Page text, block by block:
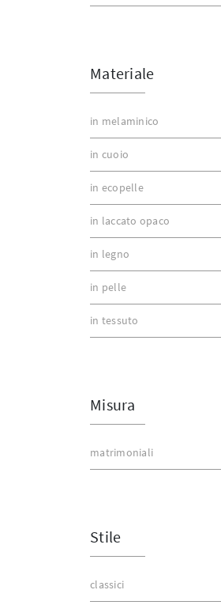
Materiale
in melaminico
in cuoio
in ecopelle
in laccato opaco
in legno
in pelle
in tessuto
Misura
matrimoniali
Stile
classici